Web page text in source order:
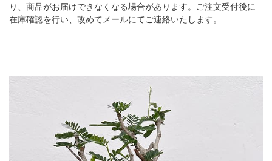
り、商品がお届けできなくなる場合があります。ご注文受付後に
在庫確認を行い、改めてメールにてご連絡いたします。